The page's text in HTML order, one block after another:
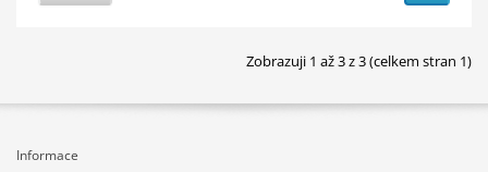
Zobrazuji 1 až 3 z 3 (celkem stran 1)
Informace